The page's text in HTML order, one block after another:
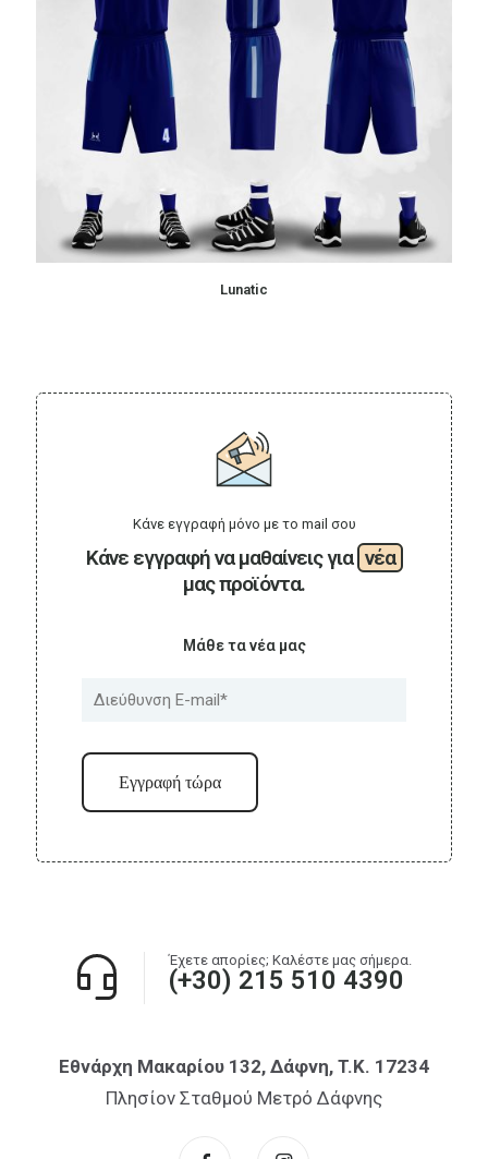
Lunatic
Κάνε εγγραφή να μαθαίνεις για νέα
μας προϊόντα.
Κάνε εγγραφή μόνο με το mail σου
Μάθε τα νέα μας
(+30) 215 510 4390
Έχετε απορίες; Καλέστε μας σήμερα.
Εθνάρχη Μακαρίου 132, Δάφνη, T.K. 17234
Πλησίον Σταθμού Μετρό Δάφνης